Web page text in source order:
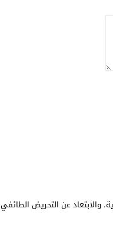
والابتعاد عن التحريض